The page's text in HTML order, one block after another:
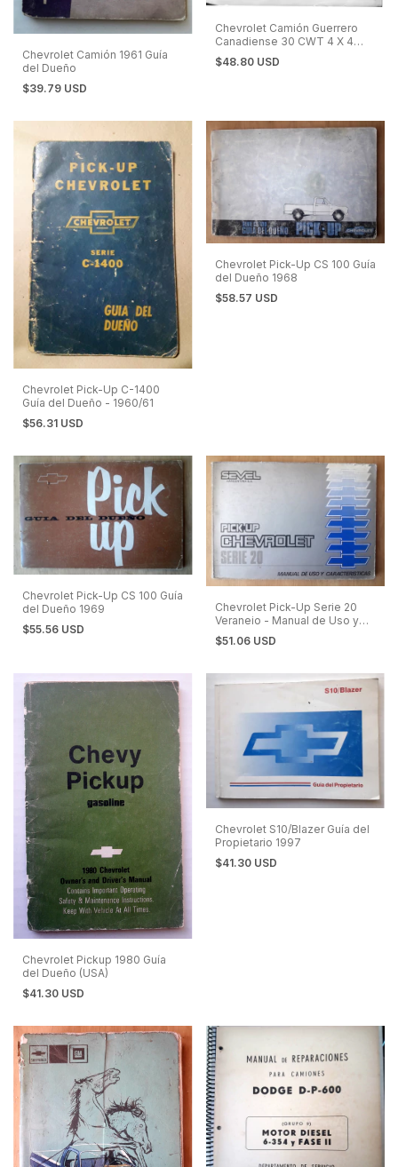
Chevrolet Camión 1961 Guía
del Dueño
$39.79 USD
Chevrolet Camión Guerrero
Canadiense 30 CWT 4 X 4
Manual de Despiece
$48.80 USD
Chevrolet Pick-Up C-1400
Guía del Dueño - 1960/61
$56.31 USD
Chevrolet Pick-Up CS 100 Guía
del Dueño 1968
$58.57 USD
Chevrolet Pick-Up CS 100 Guía
del Dueño 1969
$55.56 USD
Chevrolet Pick-Up Serie 20
Veraneio - Manual de Uso y
Características 1992
$51.06 USD
Chevrolet Pickup 1980 Guía
del Dueño (USA)
$41.30 USD
Chevrolet S10/Blazer Guía del
Propietario 1997
$41.30 USD